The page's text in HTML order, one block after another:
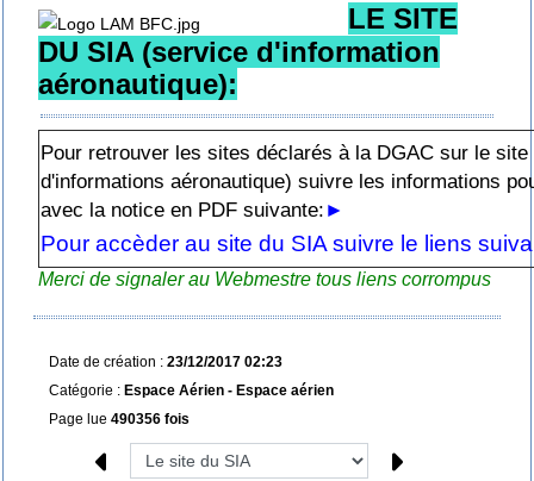
LE SITE
DU SIA(service d'information
aéronautique):
Pour retrouver les sites déclarés à la DGAC sur le
d'informations aéronautique) suivre les informations
avec la notice en PDF suivante: ►
Pour accèder au site du SIA suivre le liens
Merci de signaler au Webmestre tous liens corrompus
Date de création : 23/12/2017 02:23
Catégorie : Espace Aérien - Espace aérien
Page lue 490356 fois